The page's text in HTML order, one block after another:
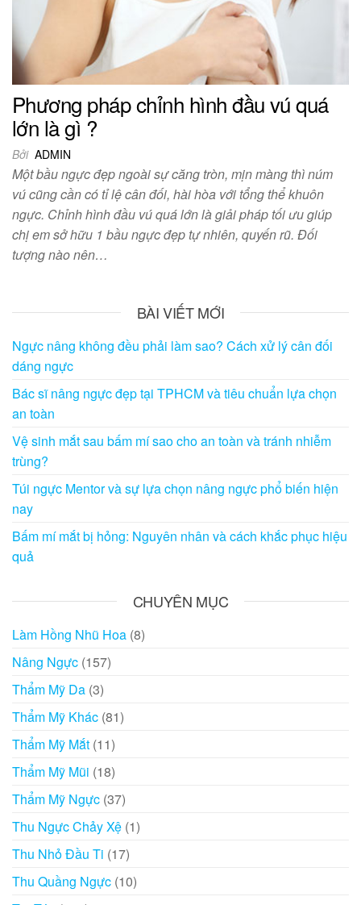
Phương pháp chỉnh hình đầu vú quá
lớn là gì ?
Bởi ADMIN
Một bầu ngực đẹp ngoài sự căng tròn, mịn màng thì núm
vú cũng cần có tỉ lệ cân đối, hài hòa với tổng thể khuôn
ngực. Chỉnh hình đầu vú quá lớn là giải pháp tối ưu giúp
chị em sở hữu 1 bầu ngực đẹp tự nhiên, quyến rũ. Đối
tượng nào nên…
BÀI VIẾT MỚI
Ngực nâng không đều phải làm sao? Cách xử lý cân đối
dáng ngực
Bác sĩ nâng ngực đẹp tại TPHCM và tiêu chuẩn lựa chọn
an toàn
Vệ sinh mắt sau bấm mí sao cho an toàn và tránh nhiễm
trùng?
Túi ngực Mentor và sự lựa chọn nâng ngực phổ biến hiện
nay
Bấm mí mắt bị hỏng: Nguyên nhân và cách khắc phục hiệu
quả
CHUYÊN MỤC
Làm Hồng Nhũ Hoa (8)
Nâng Ngực (157)
Thẩm Mỹ Da (3)
Thẩm Mỹ Khác (81)
Thẩm Mỹ Mắt (11)
Thẩm Mỹ Mũi (18)
Thẩm Mỹ Ngực (37)
Thu Ngực Chảy Xệ (1)
Thu Nhỏ Đầu Ti (17)
Thu Quầng Ngực (10)